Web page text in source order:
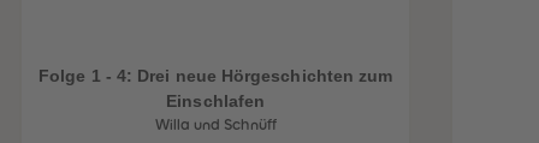
Folge 1 - 4: Drei neue Hörgeschichten zum
Einschlafen
Willa und Schnüff